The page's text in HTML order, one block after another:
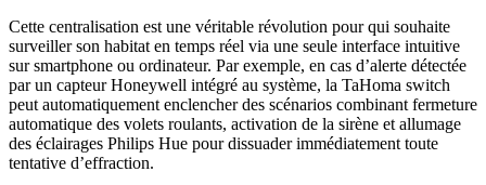
Cette centralisation est une véritable révolution pour qui souhaite
surveiller son habitat en temps réel via une seule interface intuitive
sur smartphone ou ordinateur. Par exemple, en cas d’alerte détectée
par un capteur Honeywell intégré au système, la TaHoma switch
peut automatiquement enclencher des scénarios combinant fermeture
automatique des volets roulants, activation de la sirène et allumage
des éclairages Philips Hue pour dissuader immédiatement toute
tentative d’effraction.